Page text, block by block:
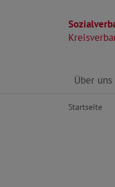
Direkt zu
Über uns
Startseite